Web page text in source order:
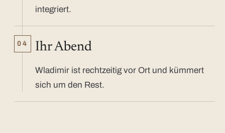
integriert.
04 Ihr Abend
Wladimir ist rechtzeitig vor Ort und kümmert
sich um den Rest.